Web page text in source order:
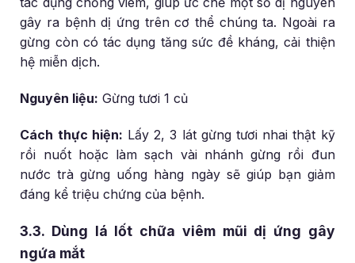
gây ra bệnh dị ứng trên cơ thể chúng ta. Ngoài ra
gừng còn có tác dụng tăng sức đề kháng, cải thiện
hệ miễn dịch.
Nguyên liệu: Gừng tươi 1 củ
Cách thực hiện: Lấy 2, 3 lát gừng tươi nhai thật kỹ
rồi nuốt hoặc làm sạch vài nhánh gừng rồi đun
nước trà gừng uống hàng ngày sẽ giúp bạn giảm
đáng kể triệu chứng của bệnh.
3.3. Dùng lá lốt chữa viêm mũi dị ứng gây
ngứa mắt